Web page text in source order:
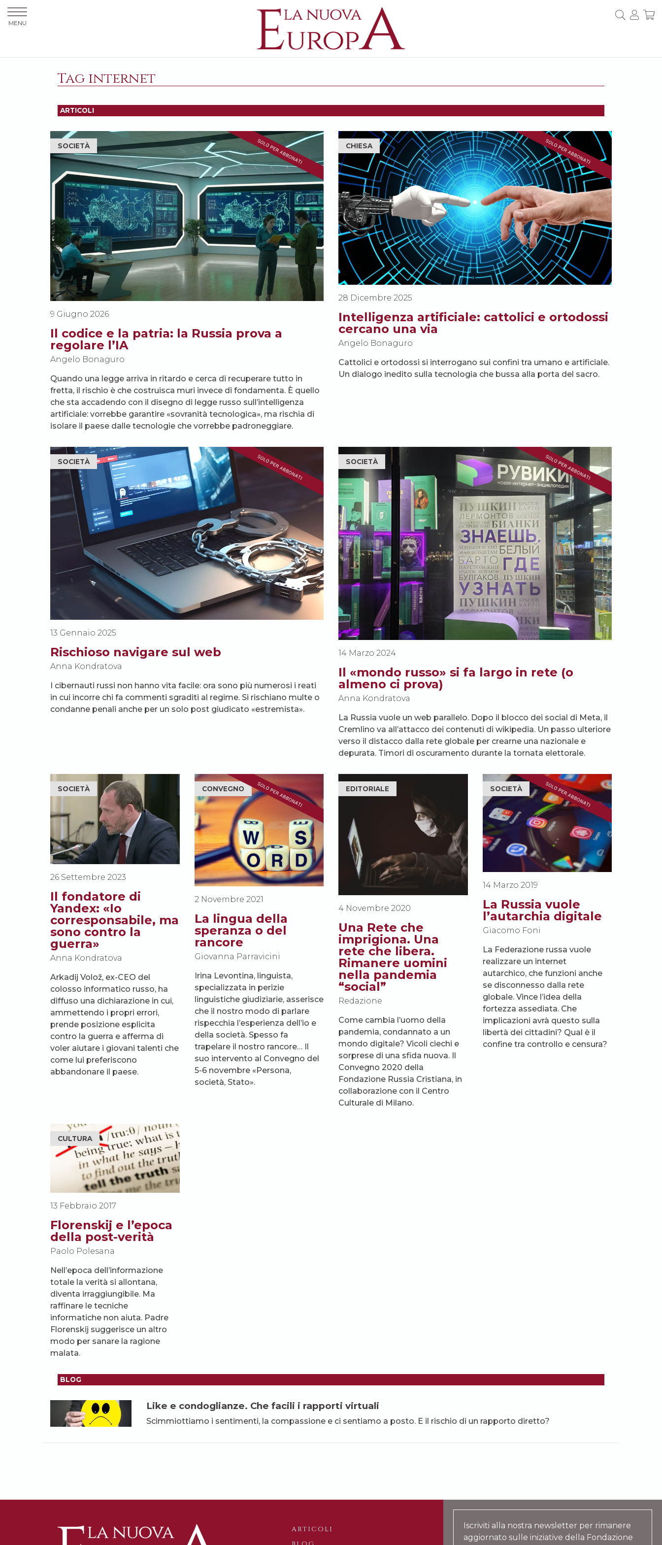
Tag internet
ARTICOLI
SOCIETÀ
9 Giugno 2026
Il codice e la patria: la Russia prova a
regolare l’IA
Angelo Bonaguro
Quando una legge arriva in ritardo e cerca di recuperare tutto in
fretta, il rischio è che costruisca muri invece di fondamenta. È quello
che sta accadendo con il disegno di legge russo sull’intelligenza
artificiale: vorrebbe garantire «sovranità tecnologica», ma rischia di
isolare il paese dalle tecnologie che vorrebbe padroneggiare.
CHIESA
28 Dicembre 2025
Intelligenza artificiale: cattolici e ortodossi
cercano una via
Angelo Bonaguro
Cattolici e ortodossi si interrogano sui confini tra umano e artificiale.
Un dialogo inedito sulla tecnologia che bussa alla porta del sacro.
SOCIETÀ
13 Gennaio 2025
Rischioso navigare sul web
Anna Kondratova
I cibernauti russi non hanno vita facile: ora sono più numerosi i reati
in cui incorre chi fa commenti sgraditi al regime. Si rischiano multe o
condanne penali anche per un solo post giudicato «estremista».
SOCIETÀ
14 Marzo 2024
Il «mondo russo» si fa largo in rete (o
almeno ci prova)
Anna Kondratova
La Russia vuole un web parallelo. Dopo il blocco dei social di Meta, il
Cremlino va all’attacco dei contenuti di wikipedia. Un passo ulteriore
verso il distacco dalla rete globale per crearne una nazionale e
depurata. Timori di oscuramento durante la tornata elettorale.
SOCIETÀ
26 Settembre 2023
Il fondatore di
Yandex: «Io
corresponsabile, ma
sono contro la
guerra»
Anna Kondratova
Arkadij Volož, ex-CEO del
colosso informatico russo, ha
diffuso una dichiarazione in cui,
ammettendo i propri errori,
prende posizione esplicita
contro la guerra e afferma di
voler aiutare i giovani talenti che
come lui preferiscono
abbandonare il paese.
CONVEGNO
2 Novembre 2021
La lingua della
speranza o del
rancore
Giovanna Parravicini
Irina Levontina, linguista,
specializzata in perizie
linguistiche giudiziarie, asserisce
che il nostro modo di parlare
rispecchia l’esperienza dell’io e
della società. Spesso fa
trapelare il nostro rancore… Il
suo intervento al Convegno del
5-6 novembre «Persona,
società, Stato».
EDITORIALE
4 Novembre 2020
Una Rete che
imprigiona. Una
rete che libera.
Rimanere uomini
nella pandemia
“social”
Redazione
Come cambia l’uomo della
pandemia, condannato a un
mondo digitale? Vicoli ciechi e
sorprese di una sfida nuova. Il
Convegno 2020 della
Fondazione Russia Cristiana, in
collaborazione con il Centro
Culturale di Milano.
SOCIETÀ
14 Marzo 2019
La Russia vuole
l’autarchia digitale
Giacomo Foni
La Federazione russa vuole
realizzare un internet
autarchico, che funzioni anche
se disconnesso dalla rete
globale. Vince l’idea della
fortezza assediata. Che
implicazioni avrà questo sulla
libertà dei cittadini? Qual è il
confine tra controllo e censura?
CULTURA
13 Febbraio 2017
Florenskij e l’epoca
della post-verità
Paolo Polesana
Nell’epoca dell’informazione
totale la verità si allontana,
diventa irraggiungibile. Ma
raffinare le tecniche
informatiche non aiuta. Padre
Florenskij suggerisce un altro
modo per sanare la ragione
malata.
BLOG
Like e condoglianze. Che facili i rapporti virtuali
Scimmiottiamo i sentimenti, la compassione e ci sentiamo a posto. E il rischio di un rapporto diretto?
ARTICOLI
Iscriviti alla nostra newsletter per rimanere
aggiornato sulle iniziative della Fondazione
MENU